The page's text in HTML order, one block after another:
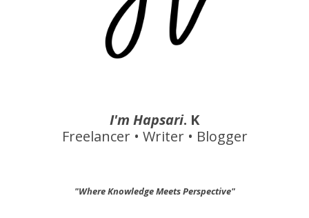
I'm Hapsari. K
Freelancer • Writer • Blogger
"Where Knowledge Meets Perspective"